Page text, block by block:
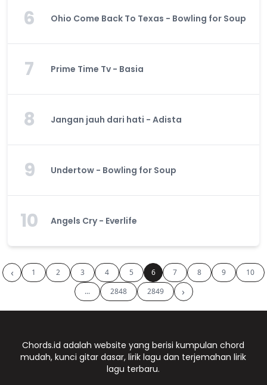
6 Ohio Come Back To Texas - Bowling for Soup
7 Prime Time Tv - Basia
8 Jangan jauh dari hati - Adista
9 Undertow - Bowling for Soup
10 Angels Cry - Everlife
‹ 1 2 3 4 5 6 7 8 9
10
...
2848 2849 ›
Chords.id adalah website yang berisi kumpulan chord
mudah, kunci gitar dasar, lirik lagu dan terjemahan lirik
lagu terbaru.